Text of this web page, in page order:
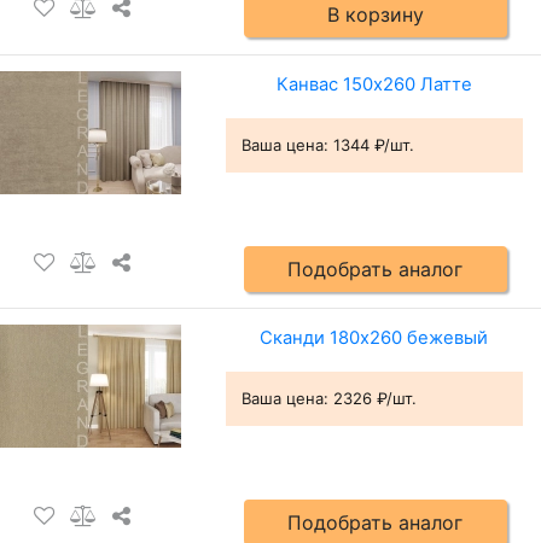
В корзину
Канвас 150х260 Латте
Ваша цена: 1344 ₽/шт.
Подобрать аналог
Сканди 180х260 бежевый
Ваша цена: 2326 ₽/шт.
Подобрать аналог